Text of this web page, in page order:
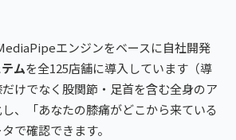
エンジンをベースに自社開発
ムを全125店舗に導入しています（導
けでなく股関節・足首を含む全身のア
、「あなたの膝痛がどこから来ている
で確認できます。